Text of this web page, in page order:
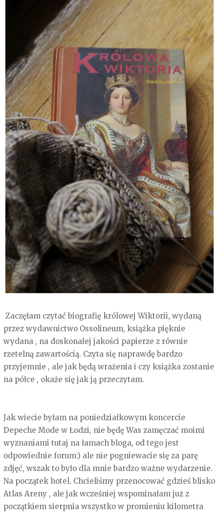
Zaczęłam czytać biografię królowej Wiktorii, wydaną
przez wydawnictwo Ossolineum, książka pięknie
wydana , na doskonałej jakości papierze z równie
rzetelną zawartością. Czyta się naprawdę bardzo
przyjemnie , ale jak będą wrażenia i czy książka zostanie
na półce , okaże się jak ją przeczytam.
Jak wiecie byłam na poniedziałkowym koncercie
Depeche Mode w Łodzi, nie będę Was zamęczać moimi
wyznaniami tutaj na łamach bloga, od tego jest
odpowiednie forum:) ale nie pogniewacie się za parę
zdjęć, wszak to było dla mnie bardzo ważne wydarzenie.
Na początek hotel. Chcieliśmy przenocować gdzieś blisko
Atlas Areny , ale jak wcześniej wspominałam już z
początkiem sierpnia wszystko w promieniu kilometra